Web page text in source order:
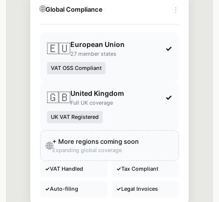
🌐Global Compliance ⋮
🇪🇺European Union
27 member states
✓
VAT OSS Compliant
🇬🇧United Kingdom
Full UK coverage
✓
UK VAT Registered
🌐+ More regions coming soon
Expanding global coverage
✓VAT Handled ✓Tax Compliant
✓Auto-filing ✓Legal Invoices